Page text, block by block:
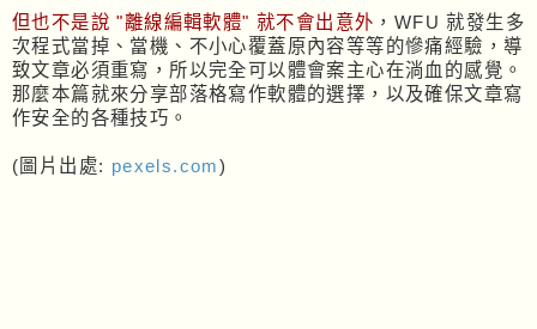
但也不是說 "離線編輯軟體" 就不會出意外 ，WFU 就發生多
次程式當掉、當機、不小心覆蓋原內容等等的慘痛經驗，導
致文章必須重寫，所以完全可以體會案主心在淌血的感覺。
那麼本篇就來分享部落格寫作軟體的選擇，以及確保文章寫
作安全的各種技巧。
(圖片出處: pexels.com)